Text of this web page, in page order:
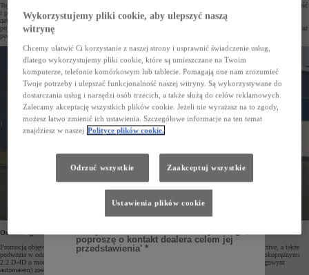
Toyota PROACE MAX – największy model marki na rynku samochodów użytkowych łączący dużą ładowność
i przestrzeń towarową z wydajnymi napędami oraz mocnym designem – jest teraz dostępny już od 99 900 zł
netto. Szeroka gama nadwozi oraz zabudów zaprojektowanych przez autoryzowanych partnerów sprawia, że
pojazd z łatwością można dostosować do rodzaju prowadzonej działalności. Zwiększa to jego praktyczność oraz
podnosi wartość rezydualną.
Ostatnie egzemplarze PROACE MAX w promocyjnych cenach
Promocją objęto Toyotę PROACE MAX z 2024 roku produkcji
w odmianie furgon w wersji Active, a także
podwozia w odmianie Active z pojedynczą kabiną. Ceny wybranych wariantów z silnikami wysokoprężnymi
2.2 D-4D o mocy 140 KM i 180 KM (dostępnymi z 6-biegową przekładnią manualną lub 8-biegowym
automatem) zostały obniżone względem wartości katalogowych nawet o 44 000 zł.
Wykorzystujemy pliki cookie, aby ulepszyć naszą
witrynę
Chcemy ułatwić Ci korzystanie z naszej strony i usprawnić świadczenie usług,
dlatego wykorzystujemy pliki cookie, które są umieszczane na Twoim
komputerze, telefonie komórkowym lub tablecie. Pomagają one nam zrozumieć
Twoje potrzeby i ulepszać funkcjonalność naszej witryny. Są wykorzystywane do
dostarczania usług i narzędzi osób trzecich, a także służą do celów reklamowych.
Zalecamy akceptację wszystkich plików cookie. Jeżeli nie wyrażasz na to zgody,
możesz łatwo zmienić ich ustawienia. Szczegółowe informacje na ten temat
znajdziesz w naszej Polityce plików cookie.
Odrzuć wszystkie Zaakceptuj wszystkie
Ustawienia plików cookie